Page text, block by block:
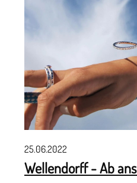
25.06.2022
Wellendorff - Ab